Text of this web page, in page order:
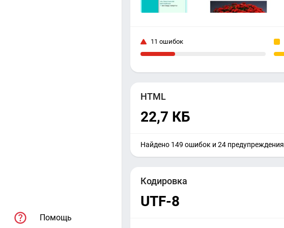
Помощь
11 ошибок
HTML
22,7 КБ
Найдено 149 ошибок и 24 предупреждения
Кодировка
UTF-8